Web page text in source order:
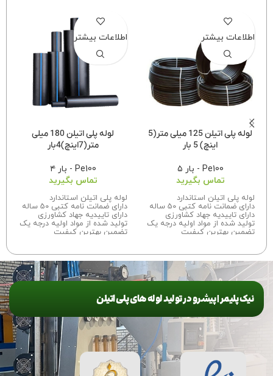
لوله پلی اتیلن 125 میلی متر(5
اینچ) 5 بار
Pe100 - بار ۵
تماس بگیرید
لوله پلی اتیلن استاندارد
دارای ضمانت نامه کتبی 50 ساله
دارای تاییدیه جهاد کشاورزی
تولید شده از مواد اولیه درجه یک
تضمین بهترین کیفیت
اطلاعات بیشتر
لوله پلی اتیلن 180 میلی
متر(7اینچ)4بار
Pe100 - بار ۴
تماس بگیرید
لوله پلی اتیلن استاندارد
دارای ضمانت نامه کتبی 50 ساله
دارای تاییدیه جهاد کشاورزی
تولید شده از مواد اولیه درجه یک
تضمین بهترین کیفیت
اطلاعات بیشتر
نیک پلیمر | پیشرو در تولید لوله های پلی اتیلن